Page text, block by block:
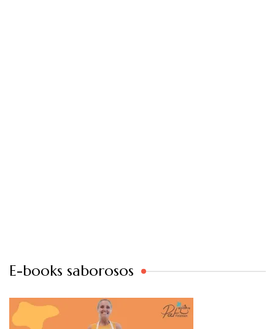
E-books saborosos